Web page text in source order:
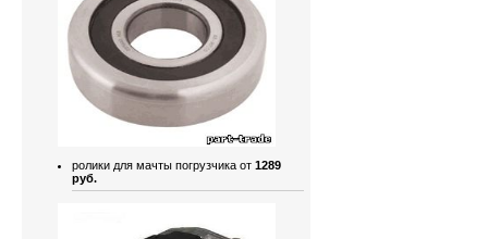
ролики для мачты погрузчика от 1289
руб.